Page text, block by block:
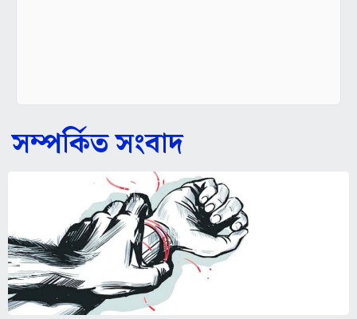
সম্পর্কিত সংবাদ